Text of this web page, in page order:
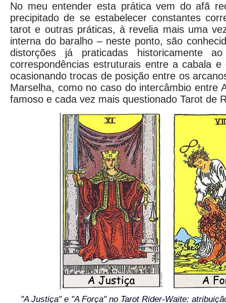
No meu entender esta prática vem do afã
precipitado de se estabelecer constantes
tarot e outras práticas, à revelia mais uma
interna do baralho – neste ponto, são
distorções já praticadas historicamente
correspondências estruturais entre a cabala
ocasionando trocas de posição entre os
Marselha, como no caso do intercâmbio entre
famoso e cada vez mais questionado Tarot de
"A Justiça" e "A Força" no Tarot Rider-Waite: